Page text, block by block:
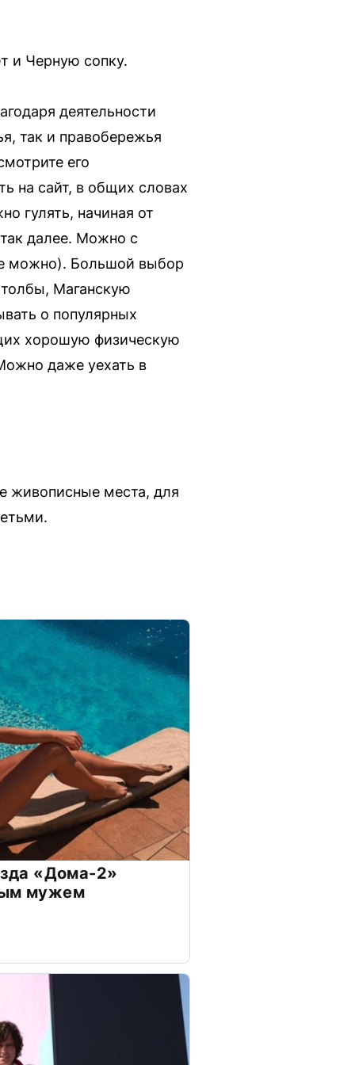
и Черную сопку.
деятельности
так и правобережья
его
на сайт, в общих словах
гулять, начиная от
далее. Можно с
можно). Большой выбор
Маганскую
о популярных
хорошую физическую
даже уехать в
живописные места, для
«Дома-2»
мужем